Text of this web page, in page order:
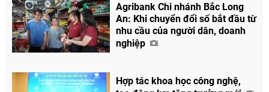
Agribank Chi nhánh Bắc Long
An: Khi chuyển đổi số bắt đầu từ
nhu cầu của người dân, doanh
nghiệp
Hợp tác khoa học công nghệ,